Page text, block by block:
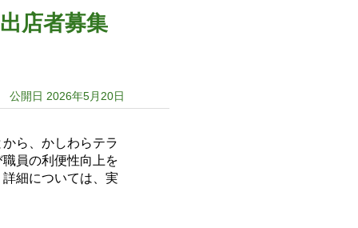
店者募集
公開日 2026年5月20日
ら、かしわらテラ
員の利便性向上を
細については、実